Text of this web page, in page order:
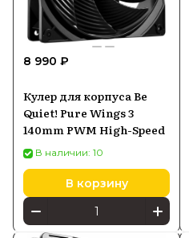
8 990 ₽
Кулер для корпуса Be
Quiet! Pure Wings 3
140mm PWM High-Speed
В наличии: 10
В корзину